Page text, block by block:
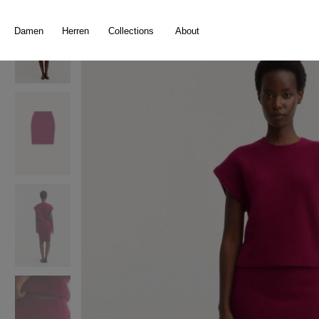
Damen Herren Collections About